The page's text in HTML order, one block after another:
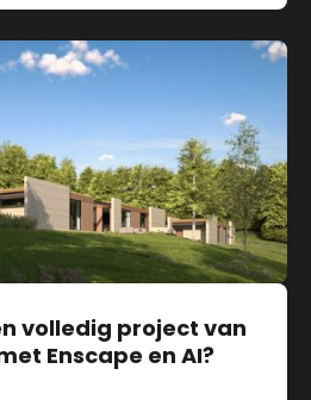
volledig project van
Enscape en AI?